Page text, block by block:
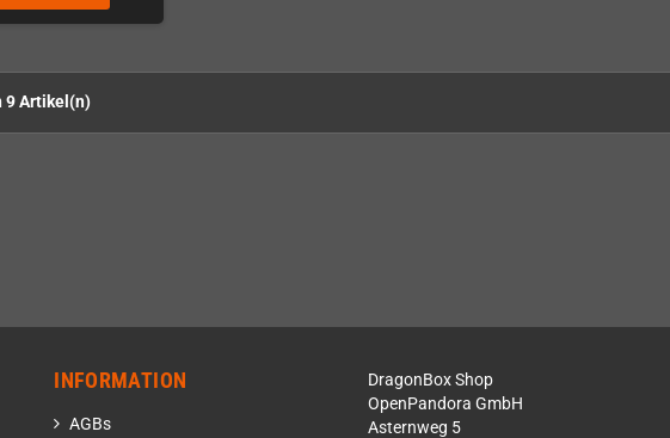
9 Artikel(n)
INFORMATION
AGBs
DragonBox Shop
OpenPandora GmbH
Asternweg 5